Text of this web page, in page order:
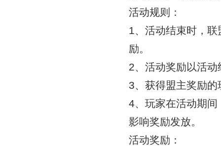
活动规则：
1、活动结束时，
励。
2、活动奖励以活
3、获得盟主奖励
4、玩家在活动期
影响奖励发放。
活动奖励：